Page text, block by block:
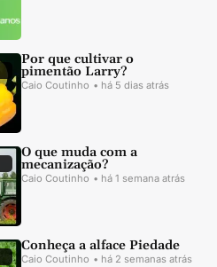
Por que cultivar o
pimentão Larry?
Caio Coutinho • há 5 dias atrás
O que muda com a
mecanização?
Caio Coutinho • há 1 semana atrás
Conheça a alface Piedade
Caio Coutinho • há 2 semanas atrás